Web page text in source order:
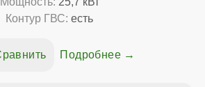
Контур ГВС: есть
Подробнее